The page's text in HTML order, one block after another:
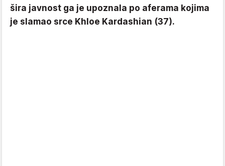
šira javnost ga je upoznala po aferama kojima
je slamao srce Khloe Kardashian (37).